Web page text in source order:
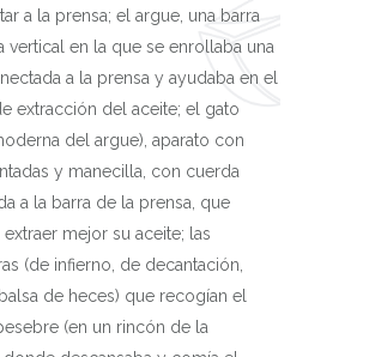
a la prensa; el argue, una barra
vertical en la que se enrollaba una
a la prensa y ayudaba en el
extracción del aceite; el gato
del argue), aparato con
y manecilla, con cuerda
a la barra de la prensa, que
extraer mejor su aceite; las
(de infierno, de decantación,
de heces) que recogían el
(en un rincón de la